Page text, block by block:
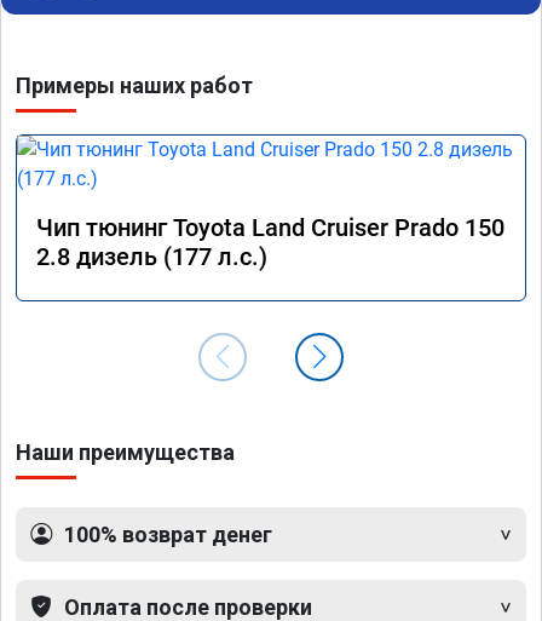
всем. Спасибо!!!
Примеры наших работ
Чип тюнинг Toyota Land Cruiser Prado 150
2.8 дизель (177 л.с.)
Наши преимущества
100% возврат денег
Оплата после проверки